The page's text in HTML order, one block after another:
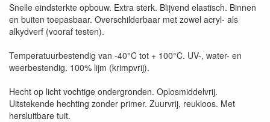
Snelle eindsterkte opbouw. Extra sterk. Blijvend elastisch. Binnen
en buiten toepasbaar. Overschilderbaar met zowel acryl- als
alkydverf (vooraf testen).
Temperatuurbestendig van -40°C tot + 100°C. UV-, water- en
weerbestendig. 100% lijm (krimpvrij).
Hecht op licht vochtige ondergronden. Oplosmiddelvrij.
Uitstekende hechting zonder primer. Zuurvrij, reukloos. Met
hersluitbare tuit.